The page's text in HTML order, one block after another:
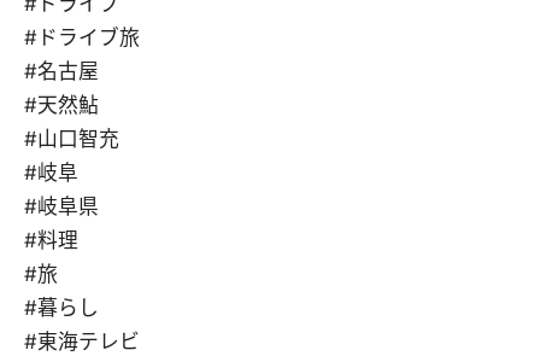
#ドライブ旅
#名古屋
#天然鮎
#山口智充
#岐阜
#岐阜県
#料理
#旅
#暮らし
#東海テレビ